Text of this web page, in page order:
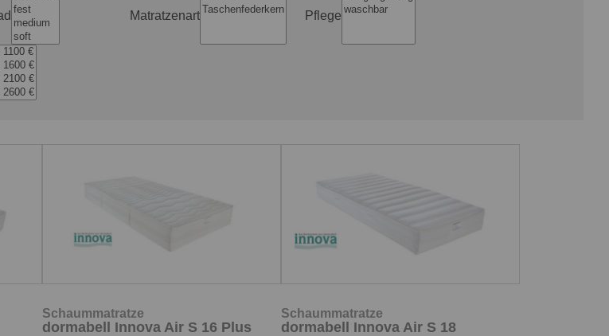
Matratzenart Pflege
Schaummatratze
dormabell Innova Air S 16 Plus
Schaummatratze
dormabell Innova Air S 18